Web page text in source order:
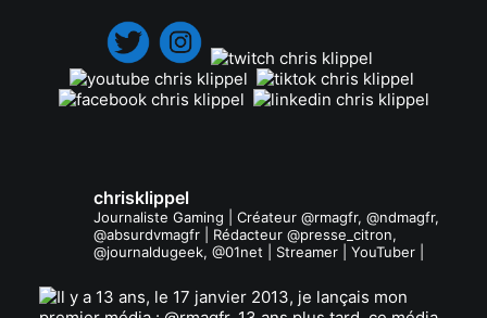
chrisklippel
Journaliste Gaming | Créateur @rmagfr, @ndmagfr,
@absurdvmagfr | Rédacteur @presse_citron,
@journaldugeek, @01net | Streamer | YouTuber |